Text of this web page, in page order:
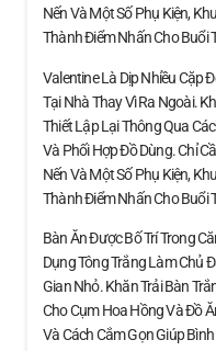
Nến Và Một Số Phụ Kiện,
Thành Điểm Nhấn Cho Buổi
Valentine Là Dịp Nhiều Cặp
Tại Nhà Thay Vì Ra Ngoài.
Thiết Lập Lại Thông Qua
Và Phối Hợp Đồ Dùng. Chỉ
Nến Và Một Số Phụ Kiện,
Thành Điểm Nhấn Cho Buổi
Bàn Ăn Được Bố Trí Trong
Dụng Tông Trắng Làm Chủ
Gian Nhỏ. Khăn Trải Bàn
Cho Cụm Hoa Hồng Và Đồ
Và Cách Cắm Gọn Giúp